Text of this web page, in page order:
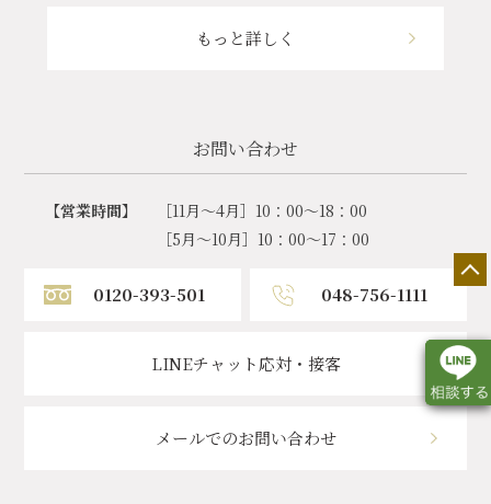
もっと詳しく
お問い合わせ
【営業時間】
［11月～4月］10：00～18：00
［5月～10月］10：00～17：00
0120-393-501 048-756-1111
LINEチャット応対・接客
メールでのお問い合わせ